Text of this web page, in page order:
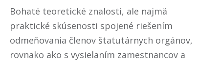
Bohaté teoretické znalosti, ale najmä
praktické skúsenosti spojené riešením
odmeňovania členov štatutárnych orgánov,
rovnako ako s vysielaním zamestnancov a